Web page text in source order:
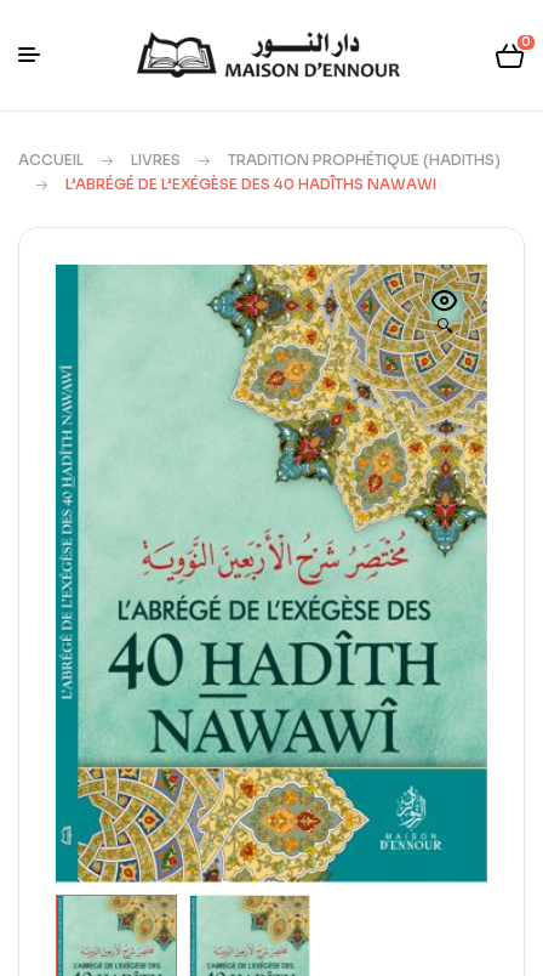
0
ACCUEIL LIVRES
TRADITION PROPHÉTIQUE (HADITHS)
L’ABRÉGÉ DE L’EXÉGÈSE DES 40 HADÎTHS NAWAWI
🔍